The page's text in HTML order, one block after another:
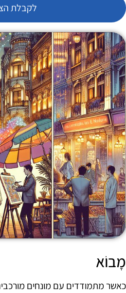
לקבלת
מָבוֹא
כאשר מתמודדים עם מונחים